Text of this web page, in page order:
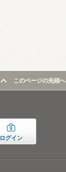
このページの先頭へ
ログイン